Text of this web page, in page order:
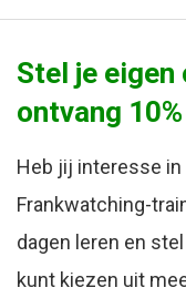
Stel je eigen
ontvang
Heb jij interesse
Frankwatching-
dagen leren en
kunt kiezen uit